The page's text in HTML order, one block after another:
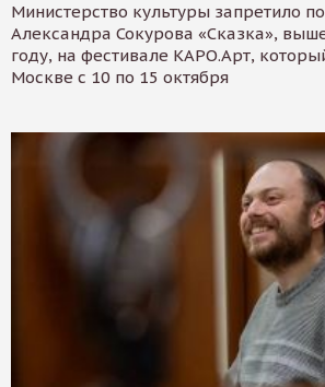
Министерство культуры запретило
Александра Сокурова «Сказка»,
году, на фестивале КАРО.Арт,
Москве с 10 по 15 октября